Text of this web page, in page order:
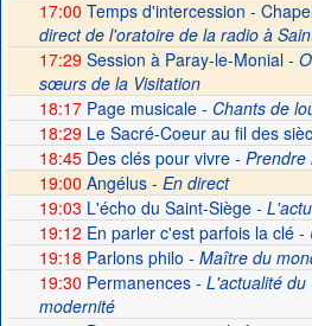
17:00 Temps d'intercession -
direct de l'oratoire de la radio à
17:29 Session à Paray-le-Monial -
sœurs de la Visitation
18:17Page musicale- Chants de
18:29Le Sacré-Coeur au fil des
18:45Des clés pour vivre- Prendre
19:00 Angélus - En direct
19:03 L'écho du Saint-Siège-
19:12 En parler c'est parfois la clé-
19:18 Parlons philo - Maître du
19:30 Permanences- L'actualité du
modernité